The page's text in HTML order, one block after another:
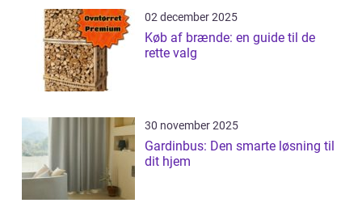
02 december 2025
Køb af brænde: en guide til de
rette valg
30 november 2025
Gardinbus: Den smarte løsning til
dit hjem